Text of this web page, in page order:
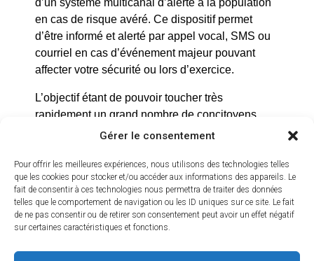
Gérer le consentement
Pour offrir les meilleures expériences, nous utilisons des technologies telles
que les cookies pour stocker et/ou accéder aux informations des appareils. Le
fait de consentir à ces technologies nous permettra de traiter des données
telles que le comportement de navigation ou les ID uniques sur ce site. Le fait
de ne pas consentir ou de retirer son consentement peut avoir un effet négatif
sur certaines caractéristiques et fonctions.
La Roque d’Anthéron
2 avenue de l’Europe Unie,
04 42 95 70 70
Nous contacter
Horaires d'ouverture
Du lundi au jeudi :
de 8h30 à 11h30 et de 14h à 16h
Le vendredi :
d’un système multicanal d’alerte à la population
en cas de risque avéré. Ce dispositif permet
d’être informé et alerté par appel vocal, SMS ou
courriel en cas d’événement majeur pouvant
affecter votre sécurité ou lors d’exercice.
L’objectif étant de pouvoir toucher très
rapidement un grand nombre de concitoyens
pour qu’ils puissent se mettre à l’abri en cas de
Cet outil, totalement gratuit, permettra
potentiellement de réduire les risques encourus
par la population habitant La Roque d’Anthéron.
une alerte en cas de d’évènement majeur.